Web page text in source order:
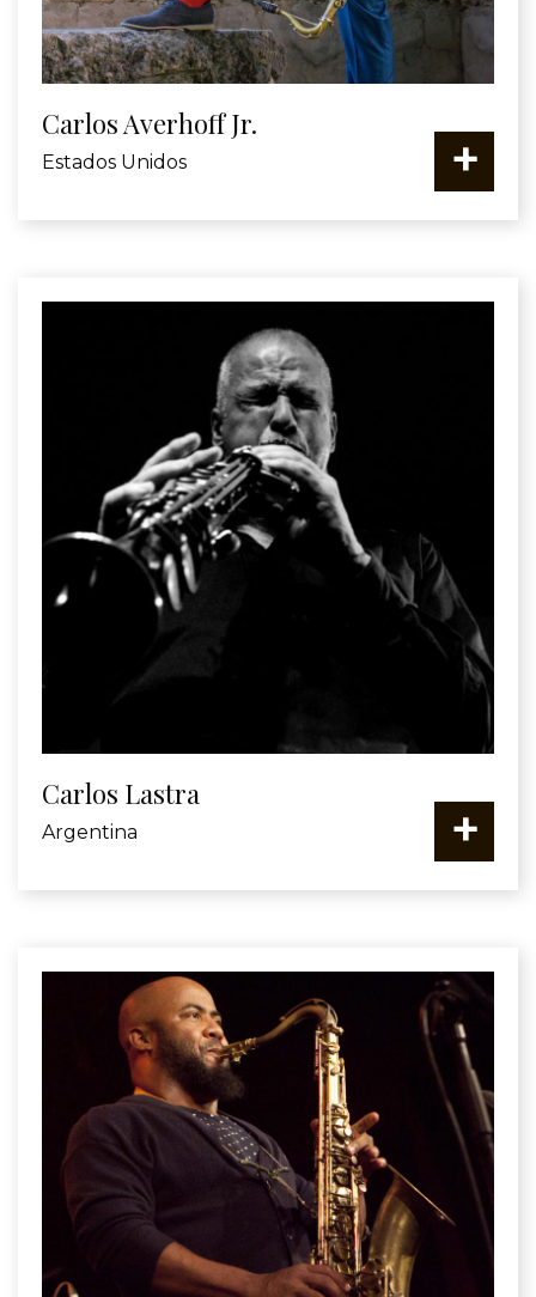
Carlos Averhoff Jr.
Estados Unidos +
Carlos Lastra
Argentina +